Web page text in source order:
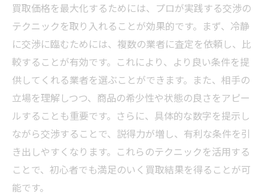
買取価格を最大化するためには、プロが実践する交渉の
テクニックを取り入れることが効果的です。まず、冷静
に交渉に臨むためには、複数の業者に査定を依頼し、比
較することが有効です。これにより、より良い条件を提
供してくれる業者を選ぶことができます。また、相手の
立場を理解しつつ、商品の希少性や状態の良さをアピー
ルすることも重要です。さらに、具体的な数字を提示し
ながら交渉することで、説得力が増し、有利な条件を引
き出しやすくなります。これらのテクニックを活用する
ことで、初心者でも満足のいく買取結果を得ることが可
能です。